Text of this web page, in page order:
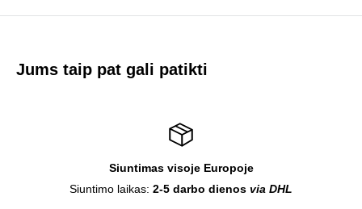
Jums taip pat gali patikti
Siuntimas visoje Europoje
Siuntimo laikas: 2-5 darbo dienos via DHL